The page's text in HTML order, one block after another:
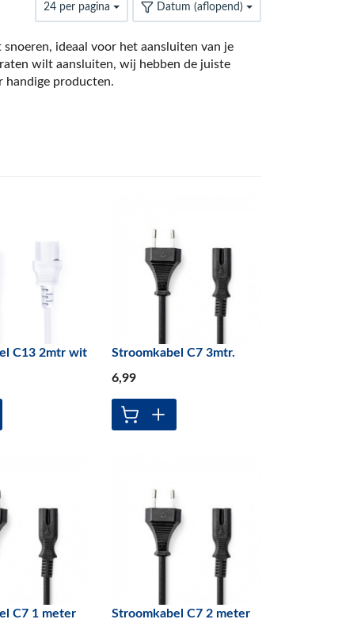
Datum (aflopend)
24 per pagina
ideaal voor het aansluiten van je
wilt aansluiten, wij hebben de juiste
handige producten.
C13 2mtr wit
Stroomkabel C7 3mtr.
6,99
C7 1 meter
Stroomkabel C7 2 meter